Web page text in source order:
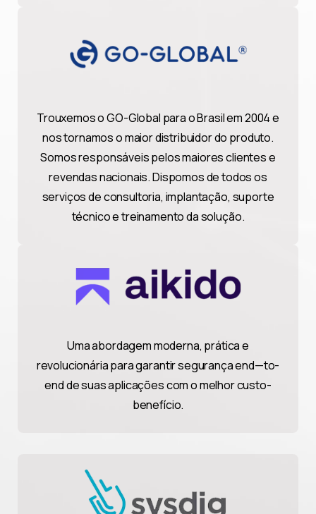
Trouxemos o GO-Global para o Brasil em 2004 e
nos tornamos o maior distribuidor do produto.
Somos responsáveis pelos maiores clientes e
revendas nacionais. Dispomos de todos os
serviços de consultoria, implantação, suporte
técnico e treinamento da solução.
Uma abordagem moderna, prática e
revolucionária para garantir segurança end—to-
end de suas aplicações com o melhor custo-
benefício.